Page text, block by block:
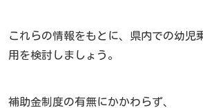
これらの情報をもとに、県内での幼児
用を検討しましょう。
補助金制度の有無にかかわらず、